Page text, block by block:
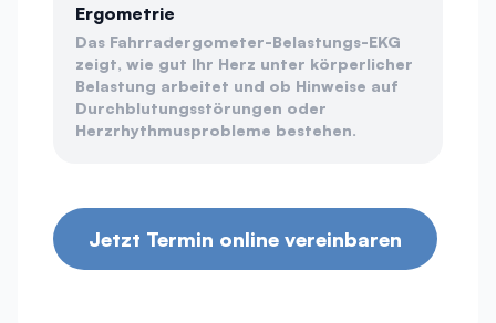
Ergometrie
Das Fahrradergometer-Belastungs-EKG
zeigt, wie gut Ihr Herz unter körperlicher
Belastung arbeitet und ob Hinweise auf
Durchblutungsstörungen oder
Herzrhythmusprobleme bestehen.
Jetzt Termin online vereinbaren